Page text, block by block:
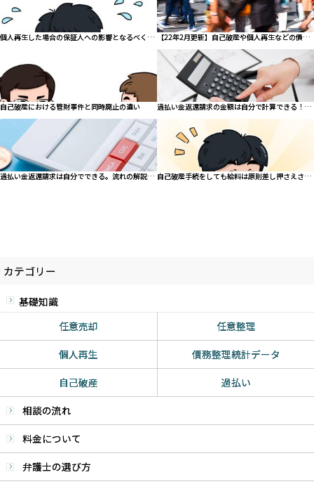
カテゴリー
基礎知識
任意売却
任意整理
個人再生
債務整理統計データ
自己破産
過払い
弁護士の選び方
料金について
相談の流れ
個人再生した場合の保証人への影響となるべく迷惑をかけない方法 【22年2月更新】自己破産や個人再生などの債務整理をする人はどんな職業が多い？
自己破産における管財事件と同時廃止の違い 過払い金返還請求の金額は自分で計算できる！引き直し計算の公式をマスターしてまずは計算してみよう！
過払い金返還請求は自分でできる。流れの解説と注意点も紹介 自己破産手続をしても給料は原則差し押さえされない